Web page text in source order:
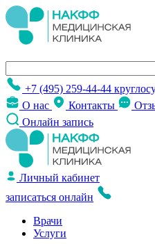
+7 (495) 259-44-44
О нас
Контакты
Онлайн запись
Личный кабинет
записаться онлайн
Врачи
Услуги